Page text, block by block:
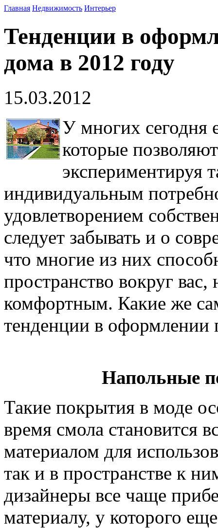
Главная Недвижимость Интерьер
Тенденции в
дома в 2012 году
15.03.2012
У многих сегодня
которые
экспериментируя
индивидуальным
удовлетворением
следует забывать и о
что многие из них
пространство вокруг
комфортным. Какие же
тенденции в оформлении
Напольные
Такие покрытия в моде
время смола становится
материалом для
так и в пространстве к
дизайнеры все чаще
материалу, у которого